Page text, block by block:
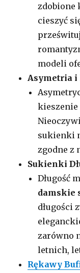
zdobione
cieszyć
modeli
Asymetria i
kieszenie
sukienki
zgodne z
Sukienki
Długość
damskie
długości
zarówno
letnich,
Rękawy